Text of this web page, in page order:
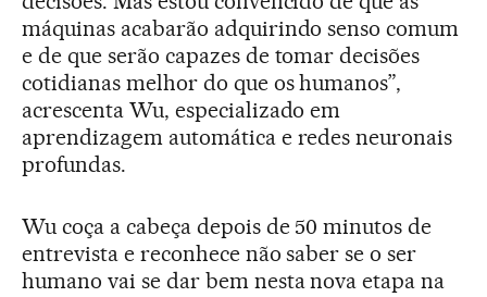
máquinas acabarão adquirindo senso comum
e de que serão capazes de tomar decisões
cotidianas melhor do que os humanos”,
acrescenta Wu, especializado em
aprendizagem automática e redes neuronais
profundas.
Wu coça a cabeça depois de 50 minutos de
entrevista e reconhece não saber se o ser
humano vai se dar bem nesta nova etapa na